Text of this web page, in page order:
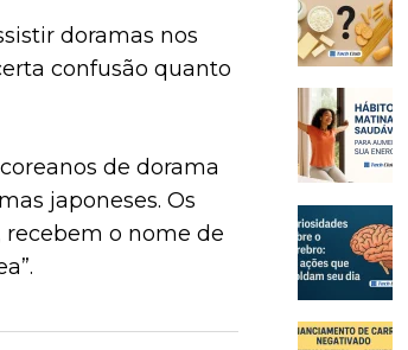
doramas nos
confusão quanto
de dorama
japoneses. Os
recebem o nome de